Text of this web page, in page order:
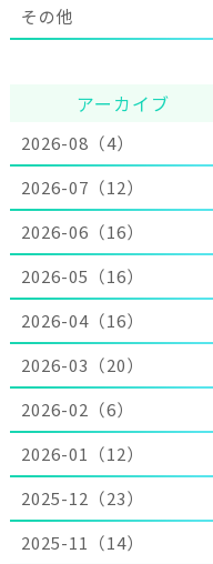
その他
アーカイブ
2026-08（4）
2026-07（12）
2026-06（16）
2026-05（16）
2026-04（16）
2026-03（20）
2026-02（6）
2026-01（12）
2025-12（23）
2025-11（14）